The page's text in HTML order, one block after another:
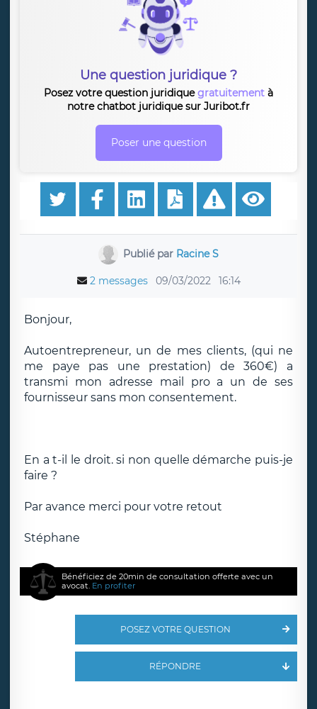
Une question juridique ?
Posez votre question juridiquegratuitement à
notre chatbot juridique sur Juribot.fr
Poser une question
Publié par Racine S
2 messages 09/03/2022 16:14
Bonjour,
Autoentrepreneur, un de mes clients, (qui ne
me paye pas une prestation) de 360€) a
transmi mon adresse mail pro a un de ses
fournisseur sans mon consentement.
En a t-il le droit. si non quelle démarche puis-je
faire ?
Par avance merci pour votre retout
Stéphane
Bénéficiez de 20min de consultation offerte avec un
avocat. En profiter
POSEZ VOTRE QUESTION
RÉPONDRE